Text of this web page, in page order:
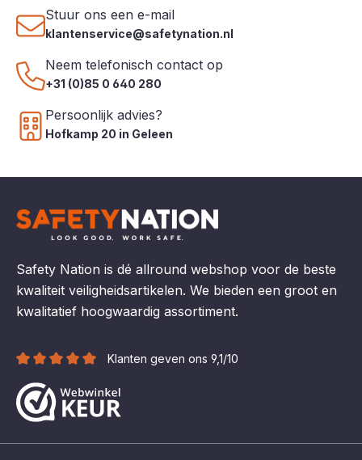
Stuur ons een e-mail
klantenservice@safetynation.nl
Neem telefonisch contact op
+31 (0)85 0 640 280
Persoonlijk advies?
Hofkamp 20 in Geleen
Safety Nation is dé allround webshop voor de beste
kwaliteit veiligheidsartikelen. We bieden een groot en
kwalitatief hoogwaardig assortiment.
Klanten geven ons 9,1/10